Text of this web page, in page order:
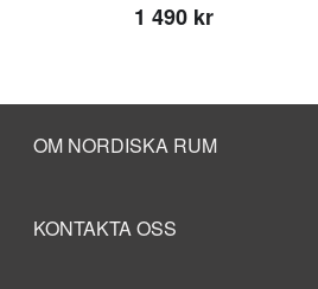
1 490 kr
OM NORDISKA RUM
KONTAKTA OSS